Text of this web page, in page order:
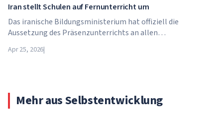
Iran stellt Schulen auf Fernunterricht um
Das iranische Bildungsministerium hat offiziell die
Aussetzung des Präsenzunterrichts an allen
21. April wechseln Schulen, Hochschulen und Universitäten
Apr 25, 2026|
Mehr aus Selbstentwicklung